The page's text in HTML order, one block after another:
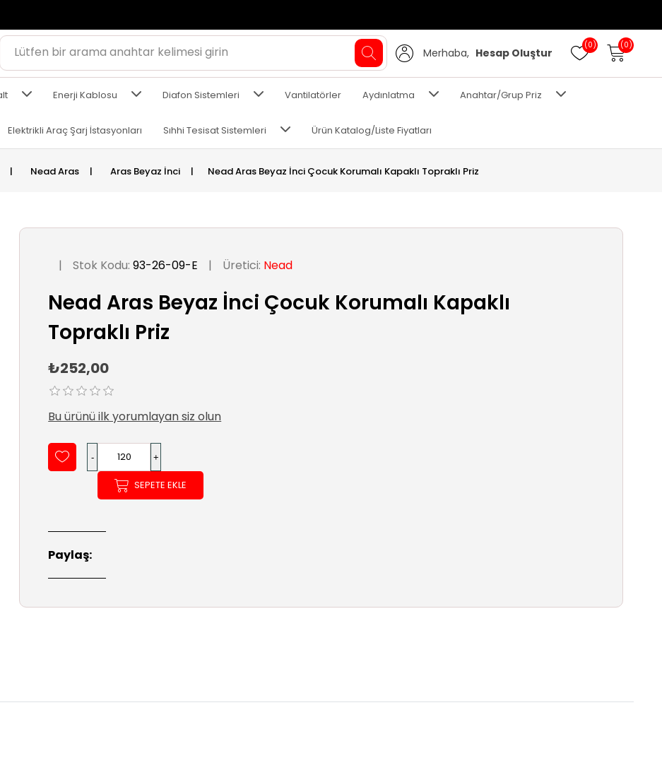
Merhaba, Hesap Oluştur
(0) (0)
Enerji Kablosu Diafon Sistemleri Vantilatörler Aydınlatma Anahtar/Grup Priz
Elektrikli Araç Şarj İstasyonları Sıhhi Tesisat Sistemleri Ürün Katalog/Liste Fiyatları
| Nead Aras | Aras Beyaz İnci | Nead Aras Beyaz İnci Çocuk Korumalı Kapaklı Topraklı Priz
| Stok Kodu: 93-26-09-E | Üretici: Nead
Nead Aras Beyaz İnci Çocuk Korumalı Kapaklı
Topraklı Priz
₺252,00
Bu ürünü ilk yorumlayan siz olun
SEPETE EKLE
Paylaş: